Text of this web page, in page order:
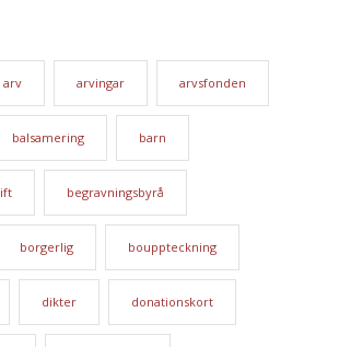
arv arvingar arvsfonden
balsamering barn
begravningsbyrå
borgerlig bouppteckning
dikter donationskort